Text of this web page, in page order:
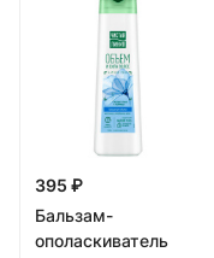
395 ₽
Бальзам-
ополаскиватель